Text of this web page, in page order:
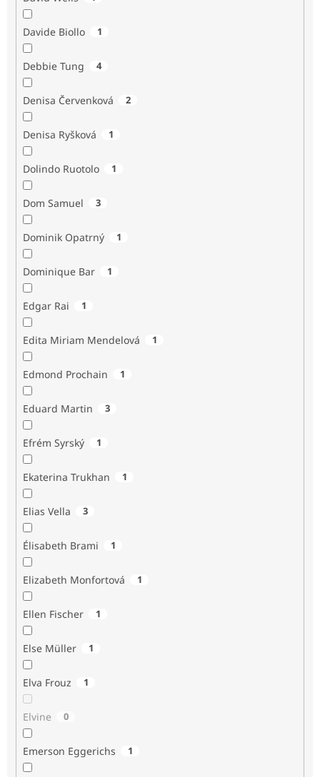
Davide Biollo 1
Debbie Tung 4
Denisa Červenková 2
Denisa Ryšková 1
Dolindo Ruotolo 1
Dom Samuel 3
Dominik Opatrný 1
Dominique Bar 1
Edgar Rai 1
Edita Miriam Mendelová 1
Edmond Prochain 1
Eduard Martin 3
Efrém Syrský 1
Ekaterina Trukhan 1
Elias Vella 3
Élisabeth Brami 1
Elizabeth Monfortová 1
Ellen Fischer 1
Else Müller 1
Elva Frouz 1
Elvine 0
Emerson Eggerichs 1